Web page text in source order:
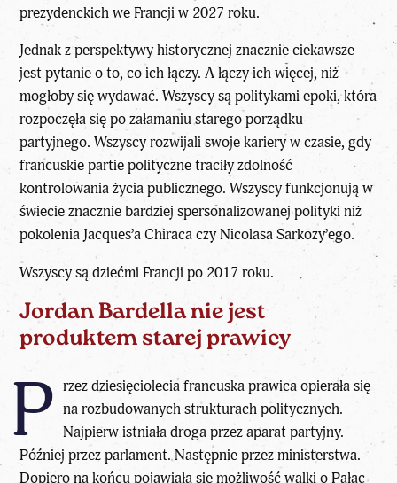
prezydenckich we Francji w 2027 roku.
Jednak z perspektywy historycznej znacznie ciekawsze
jest pytanie o to, co ich łączy. A łączy ich więcej, niż
mogłoby się wydawać. Wszyscy są politykami epoki, która
rozpoczęła się po załamaniu starego porządku
partyjnego. Wszyscy rozwijali swoje kariery w czasie, gdy
francuskie partie polityczne traciły zdolność
kontrolowania życia publicznego. Wszyscy funkcjonują w
świecie znacznie bardziej spersonalizowanej polityki niż
pokolenia Jacques’a Chiraca czy Nicolasa Sarkozy’ego.
Wszyscy są dziećmi Francji po 2017 roku.
Jordan Bardella nie jest
produktem starej prawicy
P rzez dziesięciolecia francuska prawica opierała się
na rozbudowanych strukturach politycznych.
Najpierw istniała droga przez aparat partyjny.
Później przez parlament. Następnie przez ministerstwa.
Dopiero na końcu pojawiała się możliwość walki o Pałac